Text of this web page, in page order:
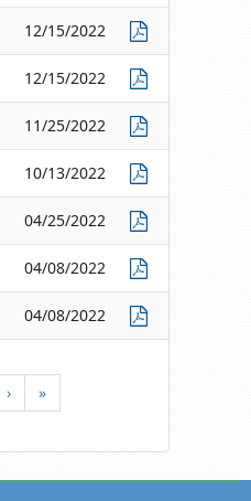
› »
12/15/2022
12/15/2022
11/25/2022
10/13/2022
04/25/2022
04/08/2022
04/08/2022